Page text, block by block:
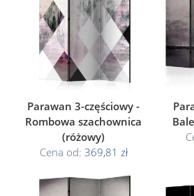
Parawan 3-częściowy -
Rombowa szachownica
(różowy)
Cena od: 369,81 zł